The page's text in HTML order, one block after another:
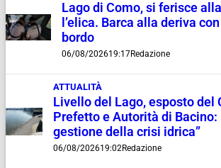
Lago di Como, si ferisce
l’elica. Barca alla deriva
bordo
06/08/202619:17Redazione
ATTUALITÀ
Livello del Lago, esposto del
Prefetto e Autorità di Bacino:
gestione della crisi idrica”
06/08/202619:02Redazione